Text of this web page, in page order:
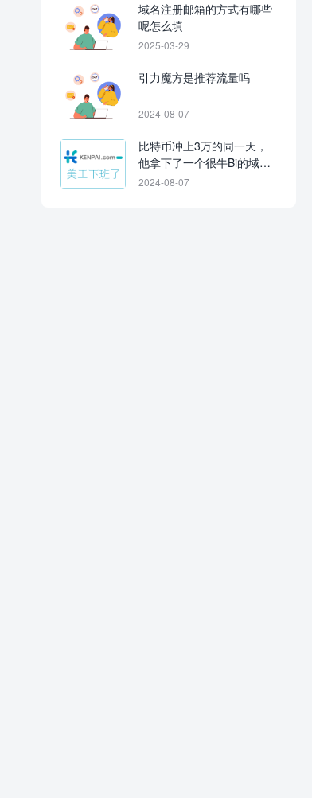
域名注册邮箱的方式有哪些
呢怎么填
2025-03-29
引力魔方是推荐流量吗
2024-08-07
比特币冲上3万的同一天，
他拿下了一个很牛Bi的域
名！
2024-08-07